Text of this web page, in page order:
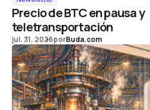
Precio de BTC en pausa y
teletransportación
jul. 31, 2026porBuda.com